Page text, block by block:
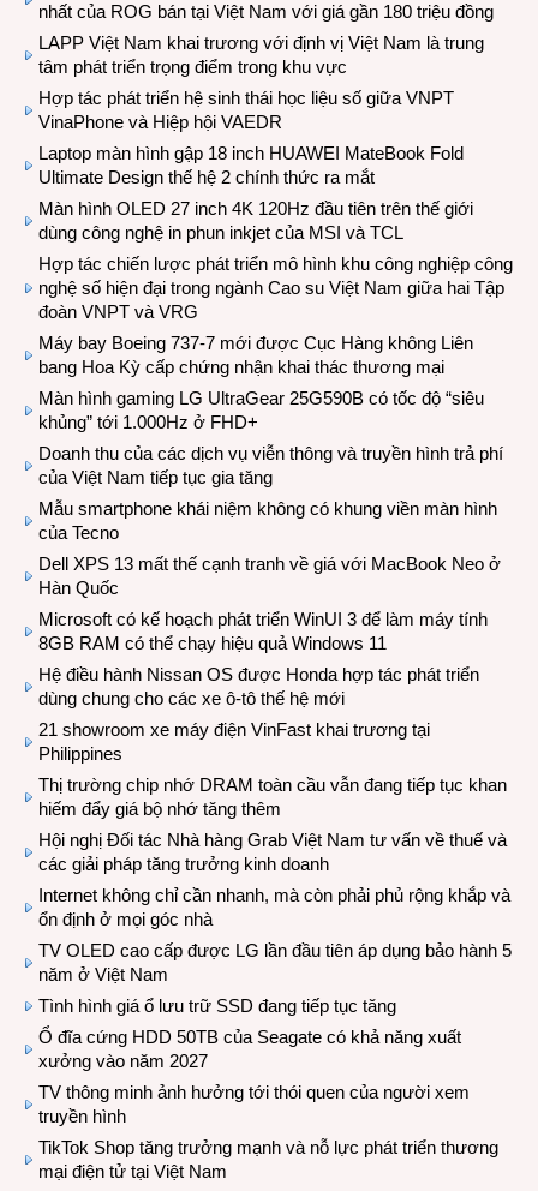
nhất của ROG bán tại Việt Nam với giá gần 180 triệu đồng
LAPP Việt Nam khai trương với định vị Việt Nam là trung
tâm phát triển trọng điểm trong khu vực
Hợp tác phát triển hệ sinh thái học liệu số giữa VNPT
VinaPhone và Hiệp hội VAEDR
Laptop màn hình gập 18 inch HUAWEI MateBook Fold
Ultimate Design thế hệ 2 chính thức ra mắt
Màn hình OLED 27 inch 4K 120Hz đầu tiên trên thế giới
dùng công nghệ in phun inkjet của MSI và TCL
Hợp tác chiến lược phát triển mô hình khu công nghiệp công
nghệ số hiện đại trong ngành Cao su Việt Nam giữa hai Tập
đoàn VNPT và VRG
Máy bay Boeing 737-7 mới được Cục Hàng không Liên
bang Hoa Kỳ cấp chứng nhận khai thác thương mại
Màn hình gaming LG UltraGear 25G590B có tốc độ “siêu
khủng” tới 1.000Hz ở FHD+
Doanh thu của các dịch vụ viễn thông và truyền hình trả phí
của Việt Nam tiếp tục gia tăng
Mẫu smartphone khái niệm không có khung viền màn hình
của Tecno
Dell XPS 13 mất thế cạnh tranh về giá với MacBook Neo ở
Hàn Quốc
Microsoft có kế hoạch phát triển WinUI 3 để làm máy tính
8GB RAM có thể chạy hiệu quả Windows 11
Hệ điều hành Nissan OS được Honda hợp tác phát triển
dùng chung cho các xe ô-tô thế hệ mới
21 showroom xe máy điện VinFast khai trương tại
Philippines
Thị trường chip nhớ DRAM toàn cầu vẫn đang tiếp tục khan
hiếm đẩy giá bộ nhớ tăng thêm
Hội nghị Đối tác Nhà hàng Grab Việt Nam tư vấn về thuế và
các giải pháp tăng trưởng kinh doanh
Internet không chỉ cần nhanh, mà còn phải phủ rộng khắp và
ổn định ở mọi góc nhà
TV OLED cao cấp được LG lần đầu tiên áp dụng bảo hành 5
năm ở Việt Nam
Tình hình giá ổ lưu trữ SSD đang tiếp tục tăng
Ổ đĩa cứng HDD 50TB của Seagate có khả năng xuất
xưởng vào năm 2027
TV thông minh ảnh hưởng tới thói quen của người xem
truyền hình
TikTok Shop tăng trưởng mạnh và nỗ lực phát triển thương
mại điện tử tại Việt Nam